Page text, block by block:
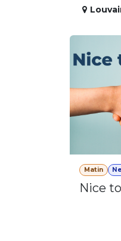
Matin
Nice